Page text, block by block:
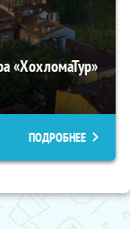
«ХохломаТур»
ПОДРОБНЕЕ